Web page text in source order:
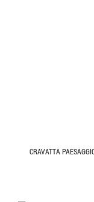
CRAVATTA